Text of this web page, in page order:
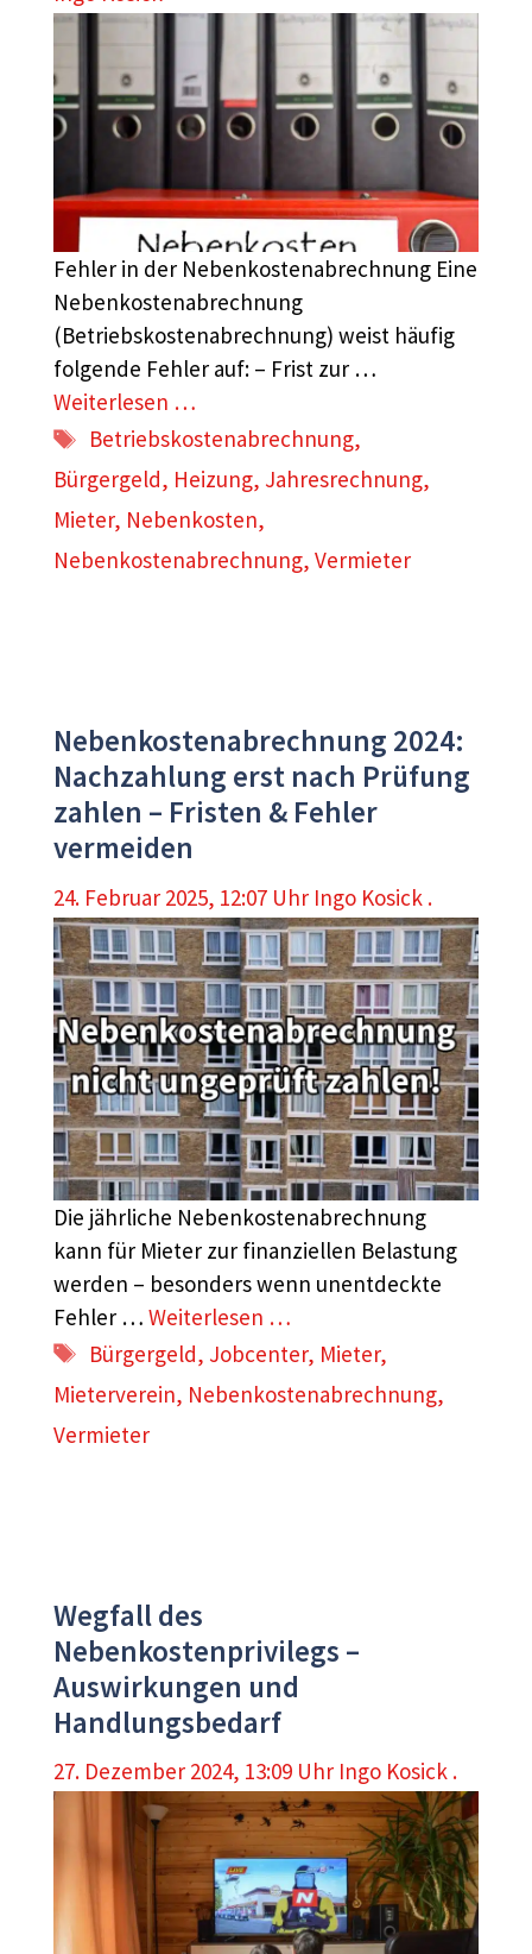
Fehler in der Nebenkostenabrechnung Eine
Nebenkostenabrechnung
(Betriebskostenabrechnung) weist häufig
folgende Fehler auf: – Frist zur …
Weiterlesen …
Schlagwörter
Betriebskostenabrechnung,
Bürgergeld, Heizung, Jahresrechnung,
Mieter, Nebenkosten,
Nebenkostenabrechnung, Vermieter
Nebenkostenabrechnung 2024:
Nachzahlung erst nach Prüfung
zahlen – Fristen & Fehler
vermeiden
24. Februar 2025, 12:07 Uhr Ingo Kosick .
Die jährliche Nebenkostenabrechnung
kann für Mieter zur finanziellen Belastung
werden – besonders wenn unentdeckte
Fehler … Weiterlesen …
Schlagwörter
Bürgergeld, Jobcenter, Mieter,
Mieterverein, Nebenkostenabrechnung,
Vermieter
Wegfall des
Nebenkostenprivilegs –
Auswirkungen und
Handlungsbedarf
27. Dezember 2024, 13:09 Uhr Ingo Kosick .